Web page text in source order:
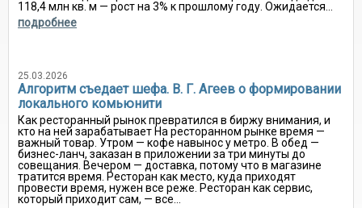
118,4 млн кв. м — рост на 3% к прошлому году. Ожидается...
подробнее
25.03.2026
Алгоритм съедает шефа. В. Г. Агеев о формировании
локального комьюнити
Как ресторанный рынок превратился в биржу внимания, и
кто на ней зарабатывает На ресторанном рынке время —
важный товар. Утром — кофе навынос у метро. В обед —
бизнес-ланч, заказан в приложении за три минуты до
совещания. Вечером — доставка, потому что в магазине
тратится время. Ресторан как место, куда приходят
провести время, нужен все реже. Ресторан как сервис,
который приходит сам, — все...